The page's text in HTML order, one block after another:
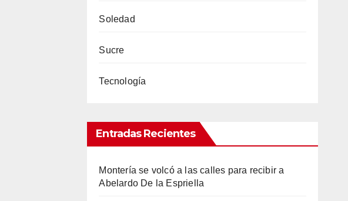
Soledad
Sucre
Tecnología
Entradas Recientes
Montería se volcó a las calles para recibir a
Abelardo De la Espriella